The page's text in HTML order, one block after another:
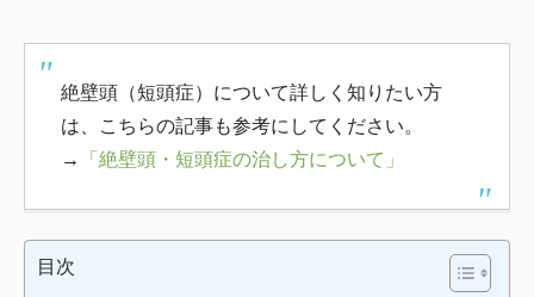
絶壁頭（短頭症）について詳しく知りたい方
は、こちらの記事も参考にしてください。
→
「絶壁頭・短頭症の治し方について」
目次